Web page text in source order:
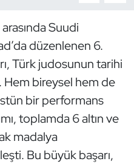
Suudi
düzenlenen 6.
Türk judosunun tarihi
Hem bireysel hem de
bir performans
toplamda 6 altın ve
madalya
Bu büyük başarı,